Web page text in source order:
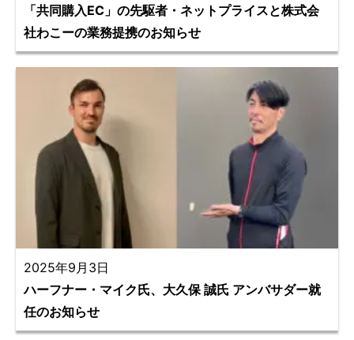
「共同購入EC」の先駆者・ネットプライスと株式会
社わこーの業務提携のお知らせ
2025年9月3日
ハーフナー・マイク氏、大久保 誠氏 アンバサダー就
任のお知らせ